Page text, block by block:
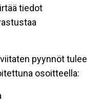
tiedot
pyynnöt tulee
osoitteella: